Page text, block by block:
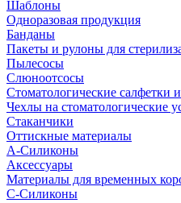
Шаблоны
Одноразовая продукция
Банданы
Пакеты и рулоны для
Пылесосы
Слюноотсосы
Стоматологические салфетки
Чехлы на стоматологические
Стаканчики
Оттискные материалы
А-Силиконы
Аксессуары
Материалы для временных
С-Силиконы